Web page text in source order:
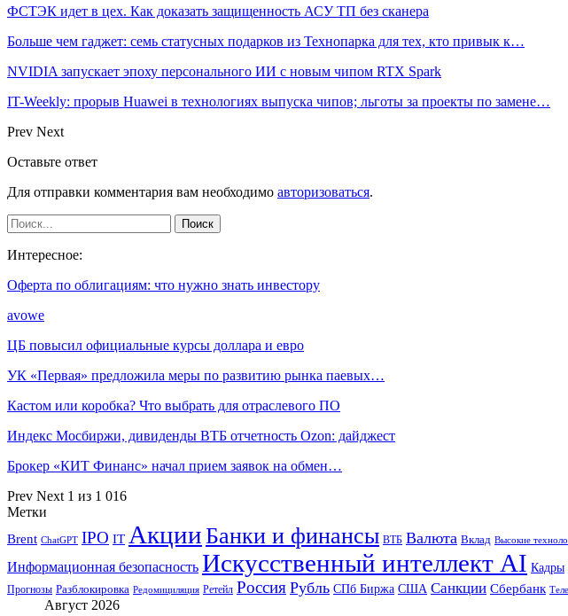
ФСТЭК идет в цех. Как доказать защищенность АСУ ТП без сканера
Больше чем гаджет: семь статусных подарков из Технопарка для тех, кто привык к…
NVIDIA запускает эпоху персонального ИИ с новым чипом RTX Spark
IT-Weekly: прорыв Huawei в технологиях выпуска чипов; льготы за проекты по замене…
Prev Next
Оставьте ответ
Для отправки комментария вам необходимо авторизоваться.
Интересное:
Оферта по облигациям: что нужно знать инвестору
avowe
ЦБ повысил официальные курсы доллара и евро
УК «Первая» предложила меры по развитию рынка паевых…
Кастом или коробка? Что выбрать для отраслевого ПО
Индекс Мосбиржи, дивиденды ВТБ отчетность Ozon: дайджест
Брокер «КИТ Финанс» начал прием заявок на обмен…
Prev Next 1 из 1 016
Метки
Brent ChatGPT IPO IT АкцииБанки и финансы ВТБ Валюта Вклад Высокие
Информационная безопасность Искусственный интеллект AI Кадры
Прогнозы Разблокировка Редомициляция Ретейл Россия Рубль СПб Биржа США Санкции Сбербанк
Август 2026